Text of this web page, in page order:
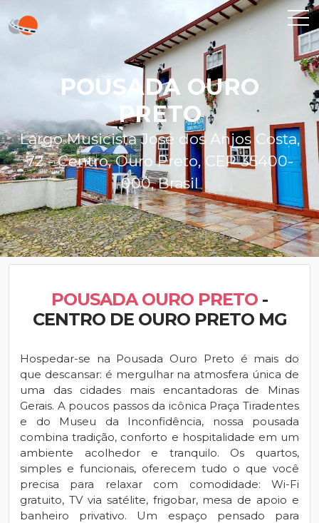
POUSADA OURO
PRETO
Largo Musicista José dos Anjos Costa,
72 - Centro, Ouro Preto, CEP 35400-
000, Brasil
POUSADA OURO PRETO -
CENTRO DE OURO PRETO MG
Hospedar-se na Pousada Ouro Preto é mais do
que descansar: é mergulhar na atmosfera única de
uma das cidades mais encantadoras de Minas
Gerais. A poucos passos da icônica Praça Tiradentes
e do Museu da Inconfidência, nossa pousada
combina tradição, conforto e hospitalidade em um
ambiente acolhedor e tranquilo. Os quartos,
simples e funcionais, oferecem tudo o que você
precisa para relaxar com comodidade: Wi-Fi
gratuito, TV via satélite, frigobar, mesa de apoio e
banheiro privativo. Um espaço pensado para